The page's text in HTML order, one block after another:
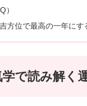
）
方位で最高の一年にす
で読み解く